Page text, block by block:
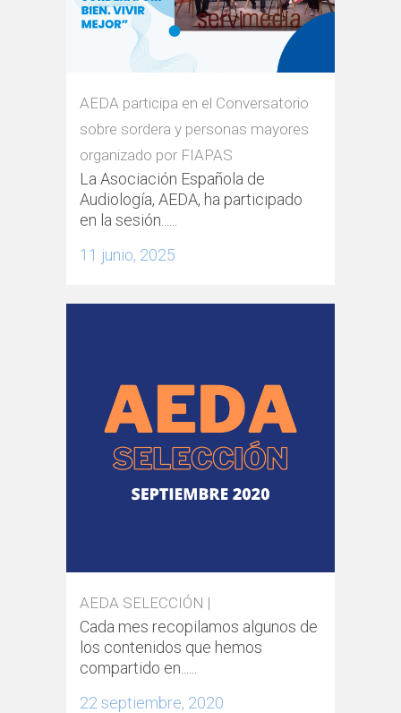
AEDA participa en el Conversatorio
sobre sordera y personas mayores
organizado por FIAPAS
La Asociación Española de
Audiología, AEDA, ha participado
en la sesión......
11 junio, 2025
AEDA SELECCIÓN |
Cada mes recopilamos algunos de
los contenidos que hemos
compartido en......
22 septiembre, 2020